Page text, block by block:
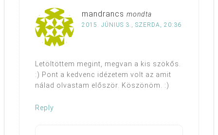
mandrancs mondta
2015. JÚNIUS 3., SZERDA, 20:36
Letöltöttem megint, megvan a kis szökős.
:) Pont a kedvenc idézetem volt az amit
nálad olvastam először. Köszönöm. :)
Reply